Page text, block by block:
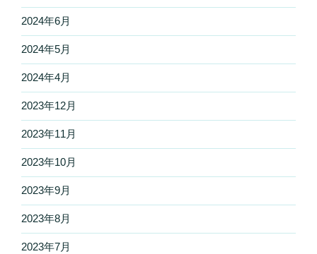
2024年6月
2024年5月
2024年4月
2023年12月
2023年11月
2023年10月
2023年9月
2023年8月
2023年7月